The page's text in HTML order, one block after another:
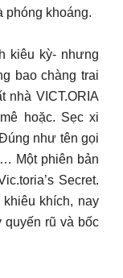
phóng khoáng.
kiêu kỳ- nhưng
bao chàng trai
nhà VICT.ORIA
hoặc. Sẹc xi
như tên gọi
Một phiên bản
Secret.
khích, nay
quyến rũ và bốc